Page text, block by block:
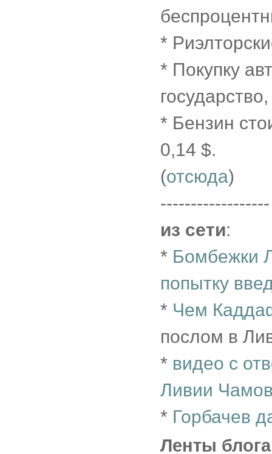
*
* Покупку
* Бензин
0,14 $.
(отсюда)
------------------
из сети:
* Бомбежки
попытку
* Чем
послом в
* видео с
Ливии
* Горбачев
Ленты